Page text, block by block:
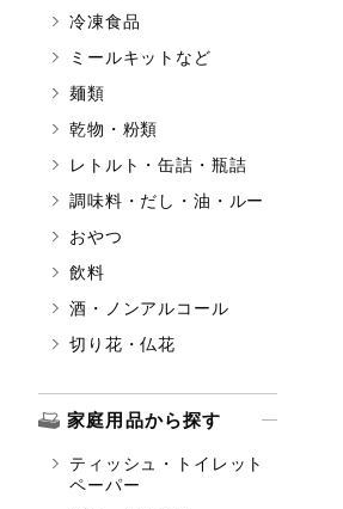
冷凍食品
ミールキットなど
麺類
乾物・粉類
レトルト・缶詰・瓶詰
調味料・だし・油・ルー
おやつ
飲料
酒・ノンアルコール
切り花・仏花
家庭用品から探す
ティッシュ・トイレット
ペーパー